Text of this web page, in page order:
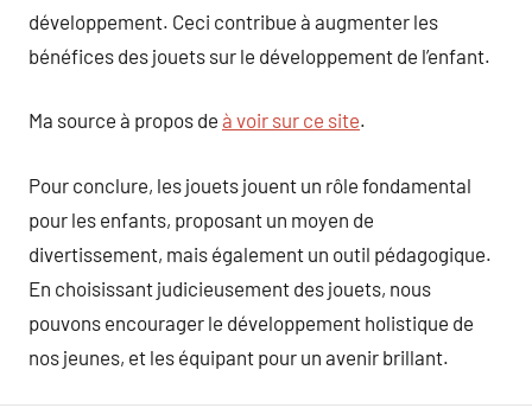
développement. Ceci contribue à augmenter les
bénéfices des jouets sur le développement de l’enfant.
Ma source à propos de à voir sur ce site.
Pour conclure, les jouets jouent un rôle fondamental
pour les enfants, proposant un moyen de
divertissement, mais également un outil pédagogique.
En choisissant judicieusement des jouets, nous
pouvons encourager le développement holistique de
nos jeunes, et les équipant pour un avenir brillant.